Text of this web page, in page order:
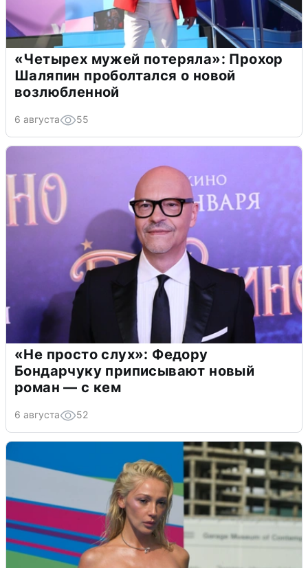
«Четырех мужей потеряла»: Прохор
Шаляпин проболтался о новой
возлюбленной
6 августа 55
«Не просто слух»: Федору
Бондарчуку приписывают новый
роман — с кем
6 августа 52